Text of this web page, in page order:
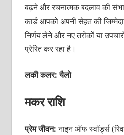
बढ़ने और रचनात्‍मक बदलाव की
कार्ड आपको अपनी सेहत की
निर्णय लेने और नए तरीकों या
प्रेरित कर रहा है।
लकी कलर: यैलो
मकर राशि
प्रेम जीवन:नाइन ऑफ स्‍वॉर्ड्स